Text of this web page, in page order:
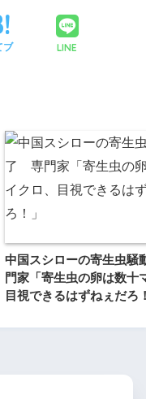
ブ LINE
中国スシローの寄生虫
門家「寄生虫の卵は数十
目視できるはずねぇだろ